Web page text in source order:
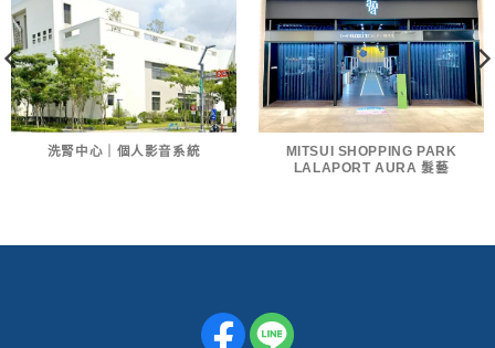
洗腎中心｜個人影音系統
MITSUI SHOPPING PARK
LALAPORT AURA 髮藝